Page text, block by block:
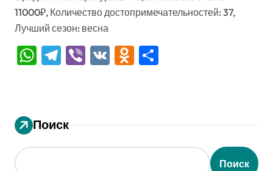
11000₽, Количество достопримечательностей: 37,
Лучший сезон: весна
WhatsApp
Telegram
Viber
VK Odnoklassniki
Поиск
Поиск